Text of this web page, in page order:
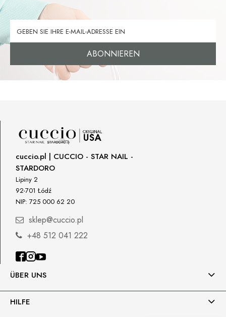
ABONNIEREN
ÜBER UNS
HILFE
cuccio.pl | CUCCIO - STAR NAIL -
STARDORO
Lipiny 2
92-701 Łódź
NIP: 725 000 62 20
sklep@cuccio.pl
+48 512 041 222